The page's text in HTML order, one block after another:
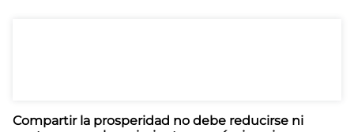
Compartir la prosperidad no debe reducirse ni